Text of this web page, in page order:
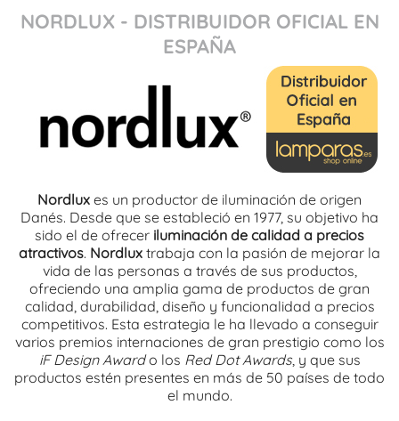
NORDLUX - DISTRIBUIDOR OFICIAL EN
ESPAÑA
Nordlux es un productor de iluminación de origen
Danés. Desde que se estableció en 1977, su objetivo ha
sido el de ofrecer iluminación de calidad a precios
atractivos. Nordlux trabaja con la pasión de mejorar la
vida de las personas a través de sus productos,
ofreciendo una amplia gama de productos de gran
calidad, durabilidad, diseño y funcionalidad a precios
competitivos. Esta estrategia le ha llevado a conseguir
varios premios internaciones de gran prestigio como los
iF Design Awardo los Red Dot Awards, y que sus
productos estén presentes en más de 50 países de todo
el mundo.